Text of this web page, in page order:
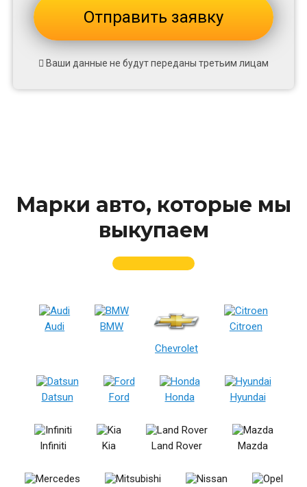
Ваши данные не будут переданы третьим лицам
Марки авто, которые мы
выкупаем
Audi
BMW
Chevrolet
Citroen
Datsun Ford Honda Hyundai
Infiniti Kia Land Rover Mazda